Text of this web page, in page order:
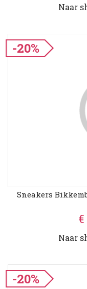
Naar
-20%
Sneakers
€
Naar
-20%